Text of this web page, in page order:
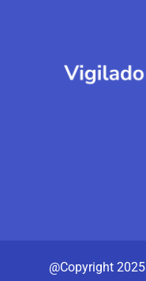
@Copyright 2025